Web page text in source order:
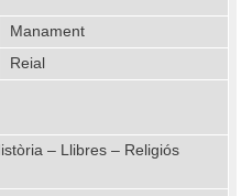
Manament
Reial
– Llibres – Religiós